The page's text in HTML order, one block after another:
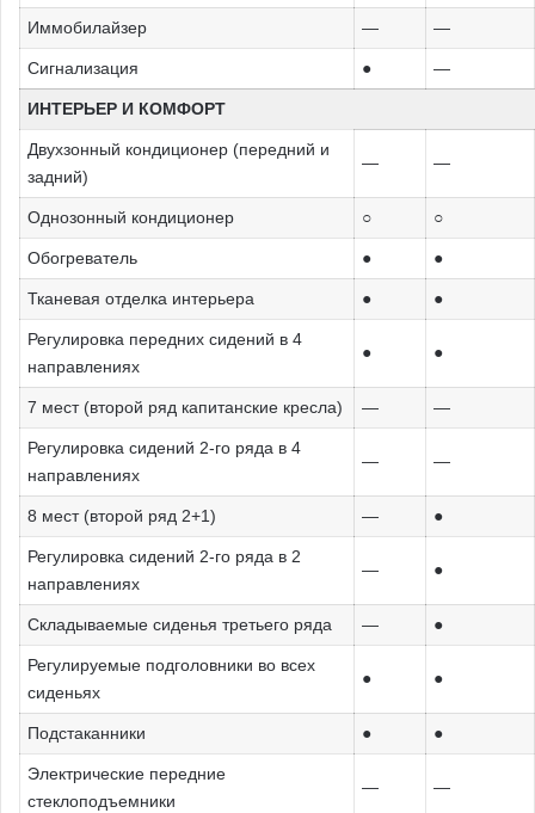
Иммобилайзер — —
Сигнализация ● —
ИНТЕРЬЕР И КОМФОРТ
Двухзонный кондиционер (передний и
задний)
— —
Однозонный кондиционер ○ ○
Обогреватель ● ●
Тканевая отделка интерьера ● ●
Регулировка передних сидений в 4
направлениях
● ●
7 мест (второй ряд капитанские кресла) — —
Регулировка сидений 2-го ряда в 4
направлениях
— —
8 мест (второй ряд 2+1) — ●
Регулировка сидений 2-го ряда в 2
направлениях
— ●
Складываемые сиденья третьего ряда — ●
Регулируемые подголовники во всех
сиденьях
● ●
Подстаканники ● ●
Электрические передние
стеклоподъемники
— —